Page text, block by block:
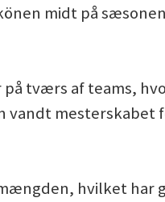
midt på
tværs af teams,
vandt mesterskabet
hvilket har